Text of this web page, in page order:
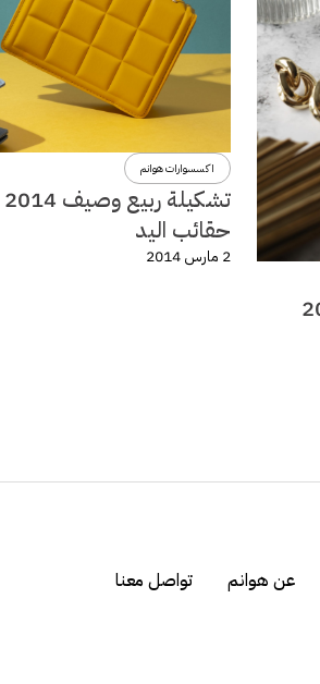
اكسسوارات هوانم
حقائب اليد
2 مارس 2014
عن هوانم تواصل معنا